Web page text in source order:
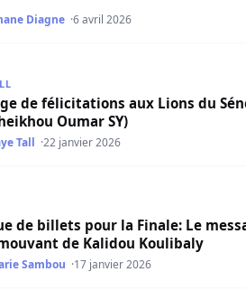
Diagne 6 avril 2026
de félicitations aux Lions du
Oumar SY)
Tall 22 janvier 2026
de billets pour la Finale: Le
de billets pour la Finale: Le
de Kalidou Koulibaly
Sambou 17 janvier 2026